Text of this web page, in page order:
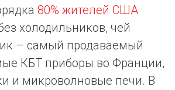
80% жителей США
холодильников, чей
– самый продаваемый
КБТ приборы во Франции,
и микроволновые печи. В